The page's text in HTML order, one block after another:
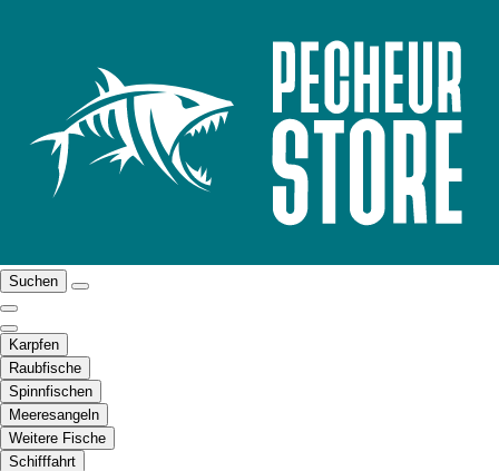
Suchen
Karpfen
Raubfische
Spinnfischen
Meeresangeln
Weitere Fische
Schifffahrt